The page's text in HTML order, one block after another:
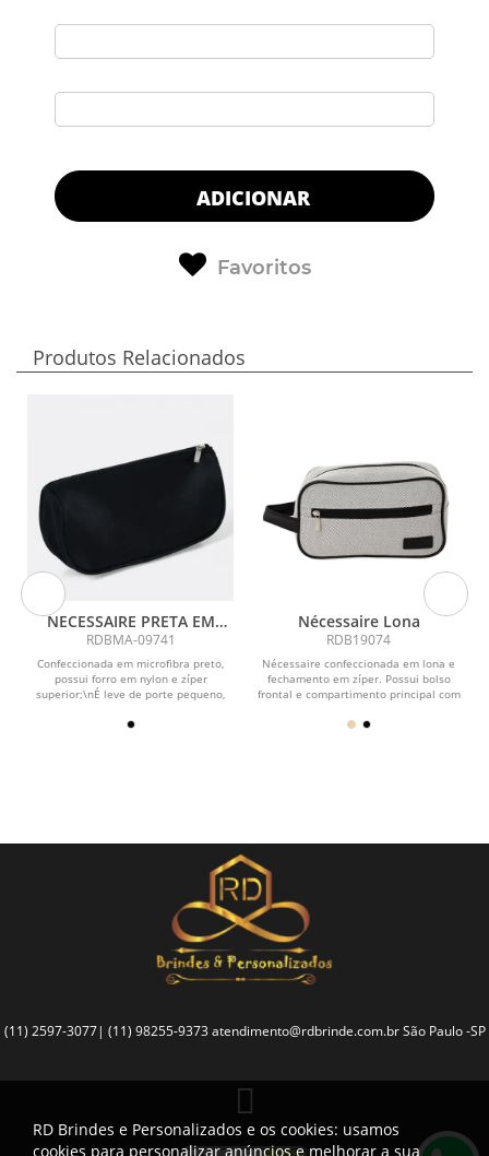
ADICIONAR
Favoritos
Produtos Relacionados
NECESSAIRE PRETA EM
MICROFIBRA
RDBMA-09741
Confeccionada em microfibra preto,
possui forro em nylon e zíper
superior;\nÉ leve de porte pequeno,
Nécessaire Lona
RDB19074
Nécessaire confeccionada em lona e
fechamento em zíper. Possui bolso
frontal e compartimento principal com
(11) 2597-3077| (11) 98255-9373 atendimento@rdbrinde.com.br São Paulo -SP
RD Brindes e Personalizados e os cookies: usamos
cookies para personalizar anúncios e melhorar a sua